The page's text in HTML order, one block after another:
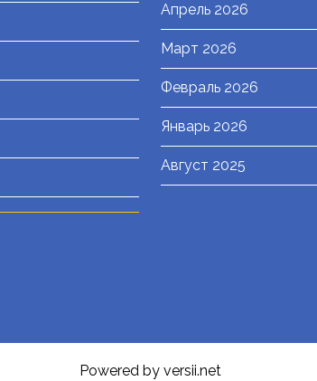
Апрель 2026
Март 2026
Февраль 2026
Январь 2026
Август 2025
Powered by versii.net